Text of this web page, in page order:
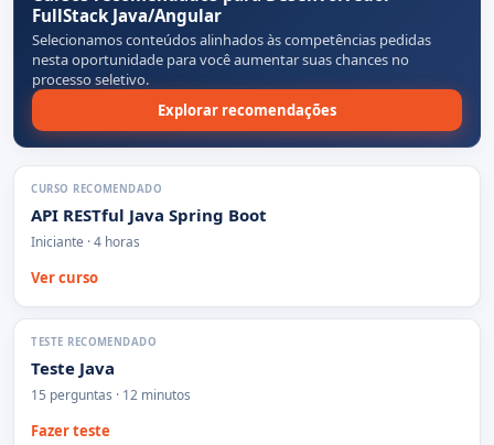
FullStack Java/Angular
Selecionamos conteúdos alinhados às competências pedidas
nesta oportunidade para você aumentar suas chances no
processo seletivo.
Explorar recomendações
CURSO RECOMENDADO
API RESTful Java Spring Boot
Iniciante · 4 horas
Ver curso
TESTE RECOMENDADO
Teste Java
15 perguntas · 12 minutos
Fazer teste